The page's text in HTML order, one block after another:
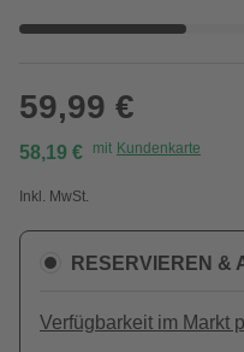
59,99 €
58,19 € mit Kundenkarte
Inkl. MwSt.
RESERVIEREN &
Verfügbarkeit im Markt